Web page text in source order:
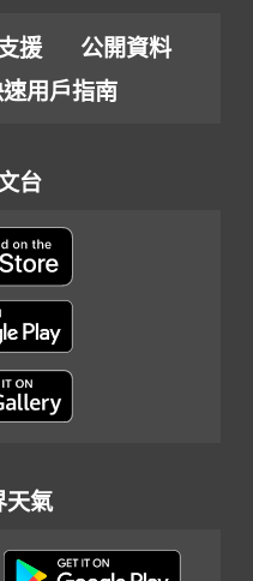
援
公開資料
用戶指南
台
天氣